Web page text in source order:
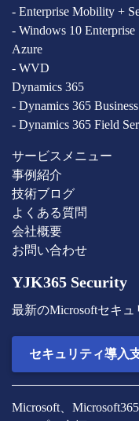
- Enterprise Mobility +
- Windows 10 Enterprise
Azure
- WVD
Dynamics 365
- Dynamics 365
- Dynamics 365 Field
サービスメニュー
事例紹介
技術ブログ
よくある質問
会社概要
お問い合わせ
YJK365 Security
最新のMicrosoftセキュ
セキュリティ導入
Microsoft、